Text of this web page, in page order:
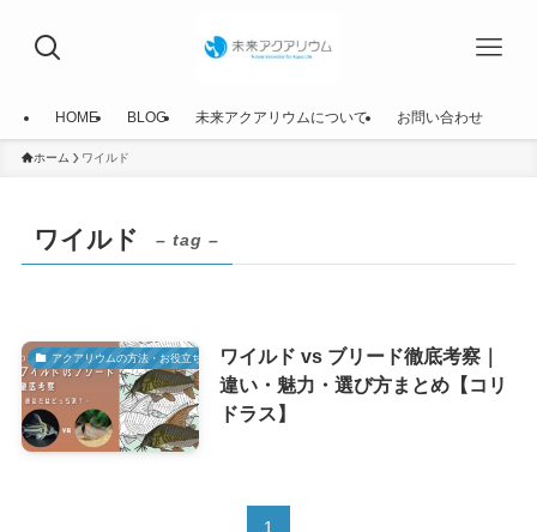
HOME BLOG 未来アクアリウムについて お問い合わせ
ホーム ワイルド
ワイルド – tag –
アクアリウムの方法・お役立ち情報ワイルド vs ブリード徹底考察｜
違い・魅力・選び方まとめ【コリ
ドラス】
1